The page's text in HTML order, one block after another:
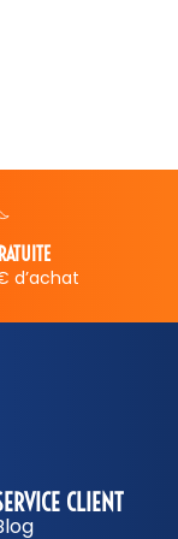
7
CLIENT